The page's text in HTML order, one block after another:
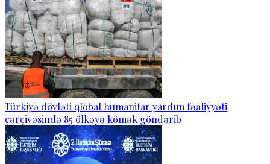
Türkiyə dövləti qlobal humanitar yardım fəaliyyəti
çərçivəsində 85 ölkəyə kömək göndərib